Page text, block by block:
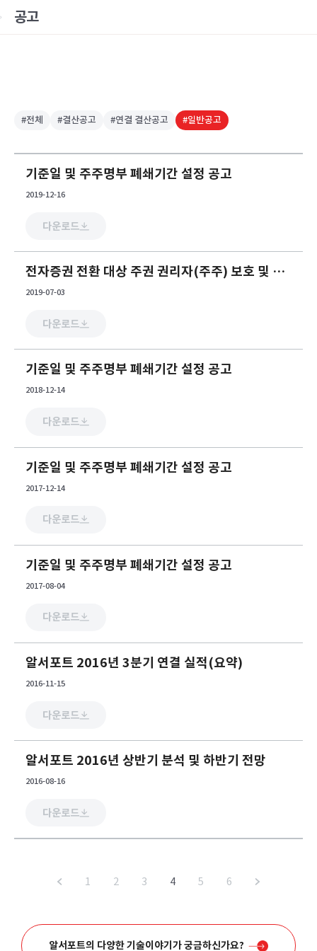
공고
#전체 #결산공고 #연결 결산공고 #일반공고
기준일 및 주주명부 폐쇄기간 설정 공고
2019-12-16
다운로드
전자증권 전환 대상 주권 권리자(주주) 보호 및 조치사항 안내
2019-07-03
다운로드
기준일 및 주주명부 폐쇄기간 설정 공고
2018-12-14
다운로드
기준일 및 주주명부 폐쇄기간 설정 공고
2017-12-14
다운로드
기준일 및 주주명부 폐쇄기간 설정 공고
2017-08-04
다운로드
알서포트 2016년 3분기 연결 실적(요약)
2016-11-15
다운로드
알서포트 2016년 상반기 분석 및 하반기 전망
2016-08-16
다운로드
1 2 3 4 5 6
알서포트의 다양한 기술이야기가 궁금하신가요?